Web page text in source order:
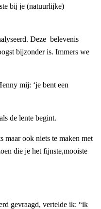
bij je (natuurlijke)
Deze belevenis
bijzonder is. Immers we
mij: ‘je bent een
de lente begint.
maar ook niets te maken met
die je het fijnste,mooiste
gevraagd, vertelde ik: “ik